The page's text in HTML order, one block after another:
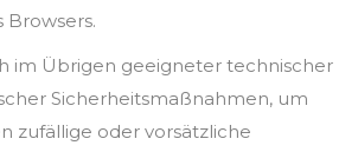
Browsers.
im Übrigen geeigneter technischer
Sicherheitsmaßnahmen, um
zufällige oder vorsätzliche